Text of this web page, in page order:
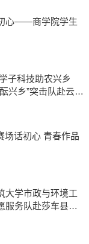
心——商学院学生
子科技助农兴乡
兴乡”突击队赴云浮
话初心 青春作品
大学市政与环境工
服务队赴莎车县开